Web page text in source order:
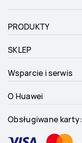
PRODUKTY
SKLEP
Wsparcie i serwis
O Huawei
Obsługiwane karty: